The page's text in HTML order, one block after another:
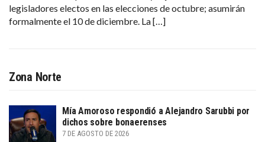
legisladores electos en las elecciones de octubre; asumirán
formalmente el 10 de diciembre. La […]
Zona Norte
Mía Amoroso respondió a Alejandro Sarubbi por
dichos sobre bonaerenses
7 DE AGOSTO DE 2026